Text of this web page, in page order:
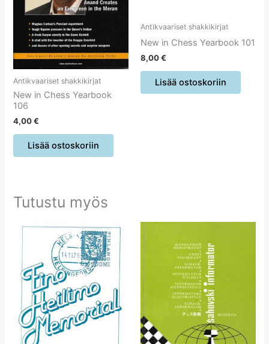
Antikvaariset shakkikirjat
New in Chess Yearbook
106
4,00€
Lisää ostoskoriin
Antikvaariset shakkikirjat
New in Chess Yearbook 101
8,00€
Lisää ostoskoriin
Tutustu myös